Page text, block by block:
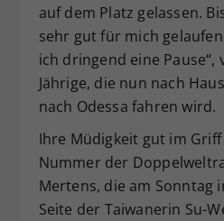
auf dem Platz gelassen.
sehr gut für mich
ich dringend eine Pause“,
Jährige, die nun nach
nach Odessa fahren wird.
Ihre Müdigkeit gut im
Nummer der
Mertens, die am Sonntag
Seite der Taiwanerin Su-